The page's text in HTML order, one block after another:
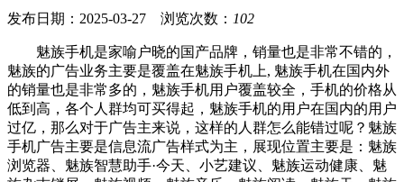
发布日期：2025-03-27 浏览次数： 102
魅族手机是家喻户晓的国产品牌，销量也是非常不错的，
魅族的广告业务主要是覆盖在魅族手机上, 魅族手机在国内外
的销量也是非常多的，魅族手机用户覆盖较全，手机的价格从
低到高，各个人群均可买得起，魅族手机的用户在国内的用户
过亿，那么对于广告主来说，这样的人群怎么能错过呢？魅族
手机广告主要是信息流广告样式为主，展现位置主要是：魅族
浏览器、魅族智慧助手·今天、小艺建议、魅族运动健康、魅